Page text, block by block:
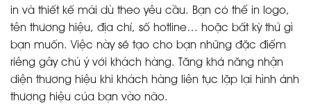
in và thiết kế mái dù theo yêu cầu. Bạn có thể in logo,
tên thương hiệu, địa chỉ, số hotline… hoặc bất kỳ thứ gì
bạn muốn. Việc này sẽ tạo cho bạn những đặc điểm
riêng gây chú ý với khách hàng. Tăng khả năng nhận
diện thương hiệu khi khách hàng liên tục lặp lại hình ảnh
thương hiệu của bạn vào não.